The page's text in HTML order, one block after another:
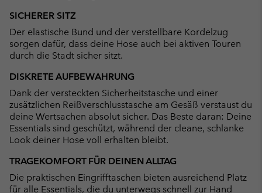
SICHERER SITZ
Der elastische Bund und der verstellbare Kordelzug
sorgen dafür, dass deine Hose auch bei aktiven Touren
durch die Stadt sicher sitzt.
DISKRETE AUFBEWAHRUNG
Dank der versteckten Sicherheitstasche und einer
zusätzlichen Reißverschlusstasche am Gesäß verstaust du
deine Wertsachen absolut sicher. Das Beste daran: Deine
Essentials sind geschützt, während der cleane, schlanke
Look deiner Hose voll erhalten bleibt.
TRAGEKOMFORT FÜR DEINEN ALLTAG
Die praktischen Eingrifftaschen bieten ausreichend Platz
für alle Essentials, die du unterwegs schnell zur Hand